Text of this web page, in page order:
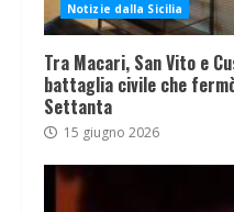
Notizie dalla Sicilia
Tra Macari, San Vito e
battaglia civile che
Settanta
15 giugno 2026